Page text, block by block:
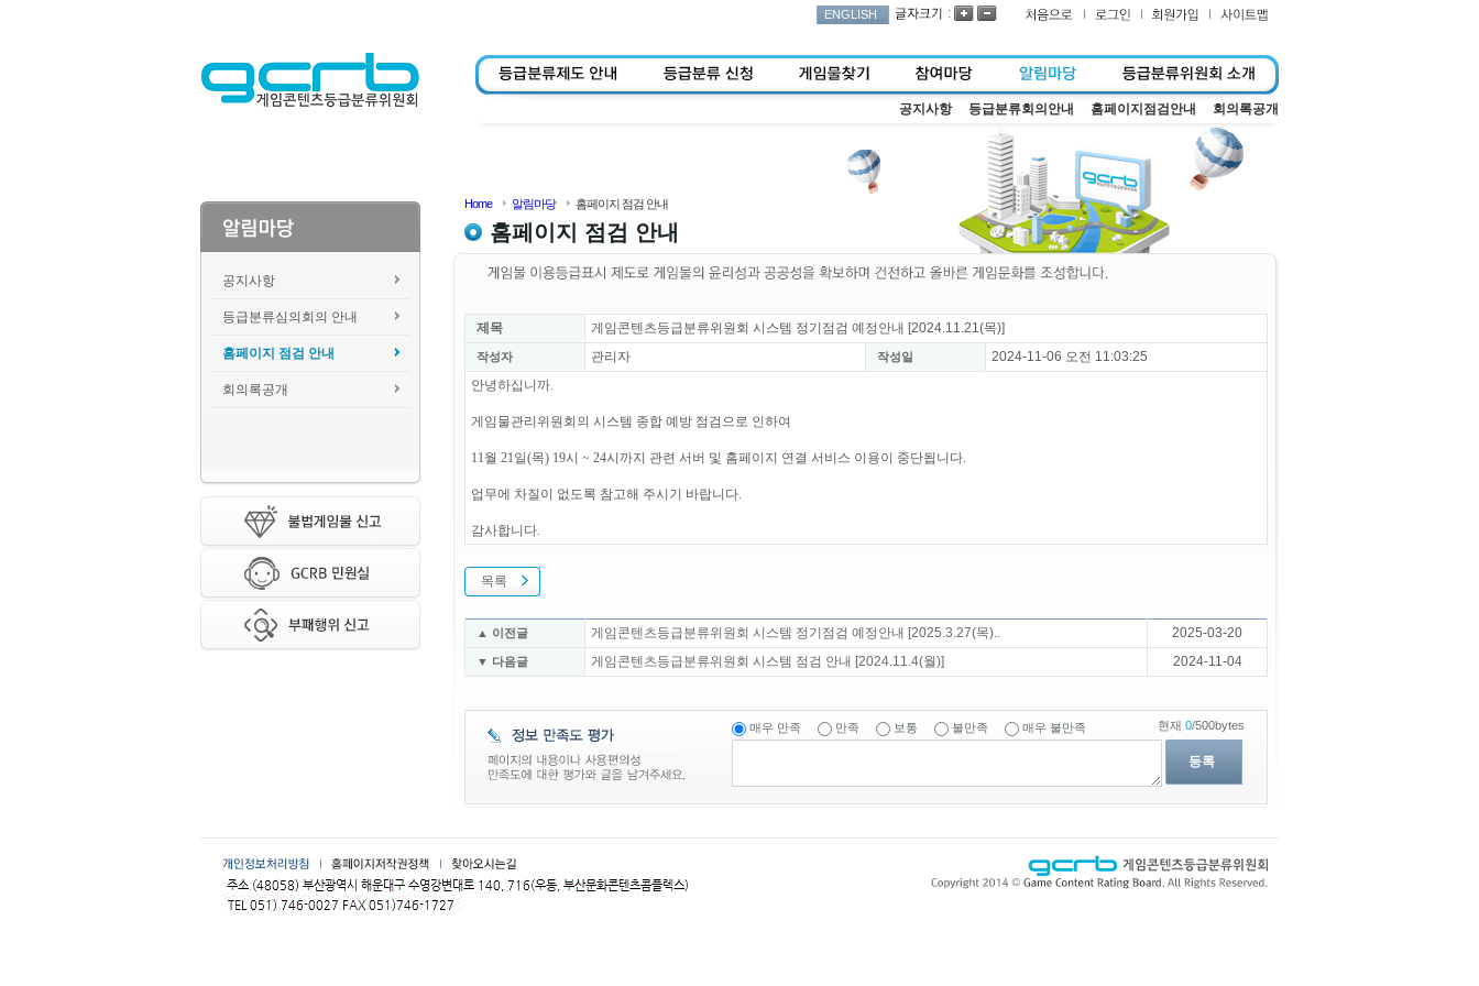
ENGLISH :
공지사항 등급분류회의안내 홈페이지점검안내 회의록공개
공지사항
등급분류심의회의 안내
홈페이지 점검 안내
회의록공개
Home 알림마당 홈페이지 점검 안내
홈페이지 점검 안내
제목 게임콘텐츠등급분류위원회 시스템 정기점검 예정안내 [2024.11.21(목)]
작성자 관리자 작성일
2024-11-06 오전 11:03:25
안녕하십니까.
게임물관리위원회의 시스템 종합 예방 점검으로 인하여
11월 21일(목) 19시 ~ 24시까지 관련 서버 및 홈페이지 연결 서비스 이용이 중단됩니다.
업무에 차질이 없도록 참고해 주시기 바랍니다.
감사합니다.
목록
▲ 이전글 게임콘텐츠등급분류위원회 시스템 정기점검 예정안내 [2025.3.27(목).. 2025-03-20
▼ 다음글 게임콘텐츠등급분류위원회 시스템 점검 안내 [2024.11.4(월)] 2024-11-04
매우 만족 만족 보통 불만족 매우 불만족
등록
현재 0/500bytes